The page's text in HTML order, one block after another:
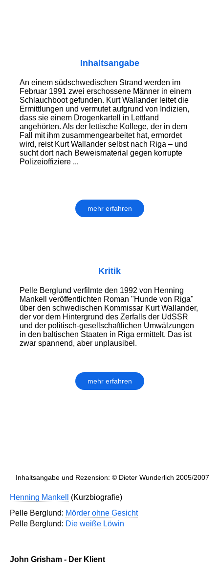
Inhaltsangabe
An einem südschwedischen Strand werden im
Februar 1991 zwei erschossene Männer in einem
Schlauchboot gefunden. Kurt Wallander leitet die
Ermittlungen und vermutet aufgrund von Indizien,
dass sie einem Drogenkartell in Lettland
angehörten. Als der lettische Kollege, der in dem
Fall mit ihm zusammengearbeitet hat, ermordet
wird, reist Kurt Wallander selbst nach Riga – und
sucht dort nach Beweismaterial gegen korrupte
Polizeioffiziere ...
mehr erfahren
Kritik
Pelle Berglund verfilmte den 1992 von Henning
Mankell veröffentlichten Roman "Hunde von Riga"
über den schwedischen Kommissar Kurt Wallander,
der vor dem Hintergrund des Zerfalls der UdSSR
und der politisch-gesellschaftlichen Umwälzungen
in den baltischen Staaten in Riga ermittelt. Das ist
zwar spannend, aber unplausibel.
mehr erfahren
Inhaltsangabe und Rezension: © Dieter Wunderlich 2005/2007
Henning Mankell
(Kurzbiografie)
Pelle Berglund: Mörder ohne Gesicht
Pelle Berglund: Die weiße Löwin
John Grisham - Der Klient